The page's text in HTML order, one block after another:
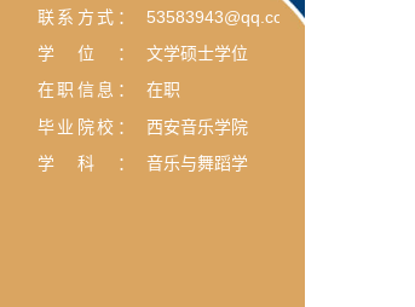
联系方式：
53583943@qq.com
学位：
文学硕士学位
在职信息：
在职
毕业院校：
西安音乐学院
学科：
音乐与舞蹈学